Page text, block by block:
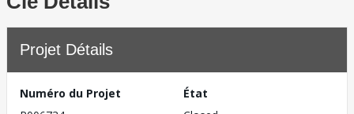
Projet Détails
Numéro du Projet
État